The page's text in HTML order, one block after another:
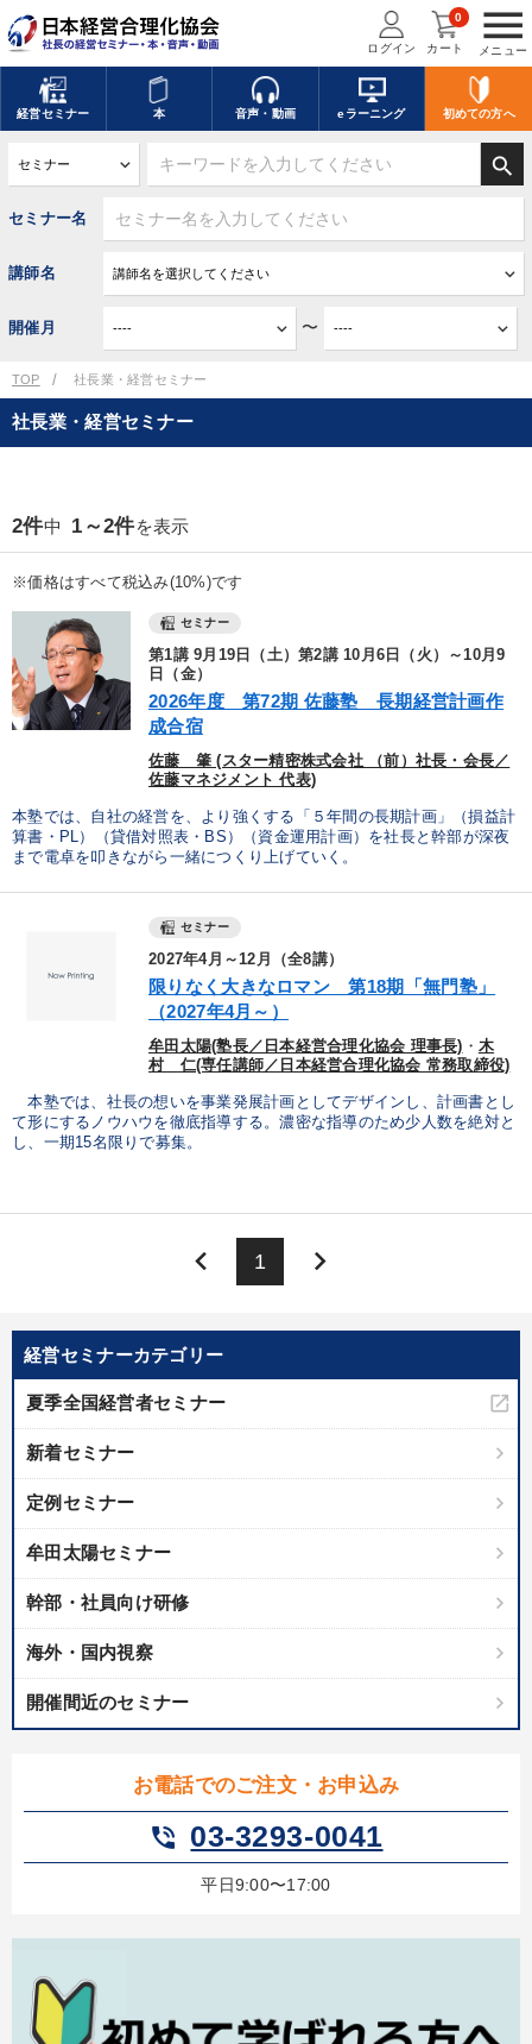
menu
メニュー
ログイン カート
0
経営セミナー 本 音声・動画 eラーニング 初めての方へ
search
セミナー名
講師名
開催月 〜
TOP 社長業・経営セミナー
経営セミナーカテゴリー
夏季全国経営者セミナー
新着セミナー
定例セミナー
牟田太陽セミナー
幹部・社員向け研修
海外・国内視察
開催間近のセミナー
お電話でのご注文・お申込み
phone_in_talk 03-3293-0041
平日9:00〜17:00
社長業・経営セミナー
2件中 1～2件を表示
※価格はすべて税込み(10%)です
セミナー
第1講 9月19日（土）第2講 10月6日（火）～10月9
日（金）
2026年度 第72期 佐藤塾 長期経営計画作
成合宿
佐藤 肇 (スター精密株式会社 （前）社長・会長／
佐藤マネジメント 代表)
本塾では、自社の経営を、より強くする「５年間の長期計画」（損益計
算書・PL）（貸借対照表・BS）（資金運用計画）を社長と幹部が深夜
まで電卓を叩きながら一緒につくり上げていく。
セミナー
2027年4月～12月（全8講）
限りなく大きなロマン 第18期「無門塾」
（2027年4月～）
牟田太陽(塾長／日本経営合理化協会 理事長) ・ 木
村 仁(専任講師／日本経営合理化協会 常務取締役)
本塾では、社長の想いを事業発展計画としてデザインし、計画書とし
て形にするノウハウを徹底指導する。濃密な指導のため少人数を絶対と
し、一期15名限りで募集。
keyboard_arrow_left 1 keyboard_arrow_right